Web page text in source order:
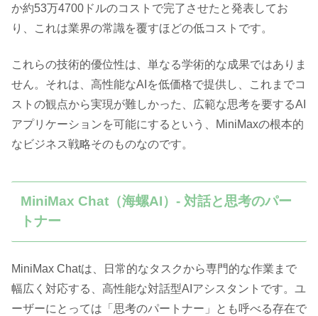
か約53万4700ドルのコストで完了させたと発表してお
り、これは業界の常識を覆すほどの低コストです。
これらの技術的優位性は、単なる学術的な成果ではありま
せん。それは、高性能なAIを低価格で提供し、これまでコ
ストの観点から実現が難しかった、広範な思考を要するAI
アプリケーションを可能にするという、MiniMaxの根本的
なビジネス戦略そのものなのです。
MiniMax Chat（海螺AI）- 対話と思考のパー
トナー
MiniMax Chatは、日常的なタスクから専門的な作業まで
幅広く対応する、高性能な対話型AIアシスタントです。ユ
ーザーにとっては「思考のパートナー」とも呼べる存在で